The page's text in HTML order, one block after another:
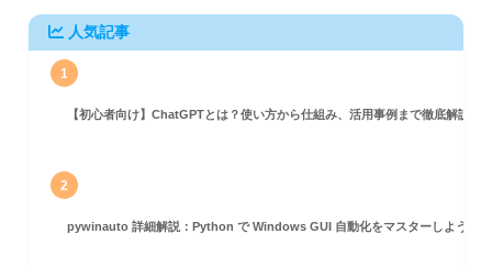
人気記事
1
【初心者向け】ChatGPTとは？使い方から仕組み、活用事例まで徹底解説
2
pywinauto 詳細解説：Python で Windows GUI 自動化をマスターしよう！